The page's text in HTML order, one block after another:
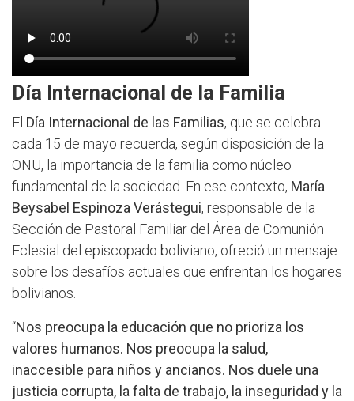
Día Internacional de la Familia
El Día Internacional de las Familias, que se celebra
cada 15 de mayo recuerda, según disposición de la
ONU, la importancia de la familia como núcleo
fundamental de la sociedad. En ese contexto, María
Beysabel Espinoza Verástegui, responsable de la
Sección de Pastoral Familiar del Área de Comunión
Eclesial del episcopado boliviano, ofreció un mensaje
sobre los desafíos actuales que enfrentan los hogares
bolivianos.
“Nos preocupa la educación que no prioriza los
valores humanos. Nos preocupa la salud,
inaccesible para niños y ancianos. Nos duele una
justicia corrupta, la falta de trabajo, la inseguridad y la